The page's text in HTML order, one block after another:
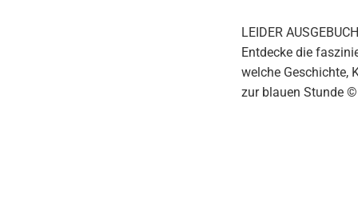
LEIDER
Entdecke die
welche Geschichte,
zur blauen Stunde